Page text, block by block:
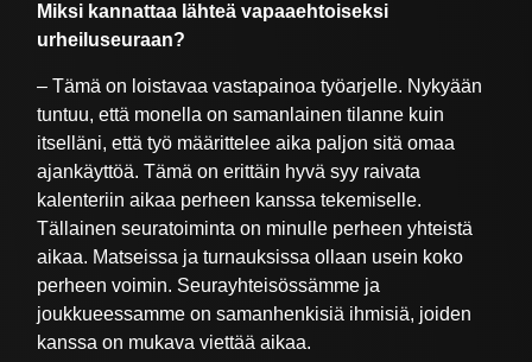
Miksi kannattaa lähteä vapaaehtoiseksi
urheiluseuraan?
– Tämä on loistavaa vastapainoa työarjelle. Nykyään
tuntuu, että monella on samanlainen tilanne kuin
itselläni, että työ määrittelee aika paljon sitä omaa
ajankäyttöä. Tämä on erittäin hyvä syy raivata
kalenteriin aikaa perheen kanssa tekemiselle.
Tällainen seuratoiminta on minulle perheen yhteistä
aikaa. Matseissa ja turnauksissa ollaan usein koko
perheen voimin. Seurayhteisössämme ja
joukkueessamme on samanhenkisiä ihmisiä, joiden
kanssa on mukava viettää aikaa.